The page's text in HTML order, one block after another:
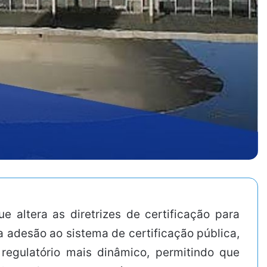
altera as diretrizes de certificação para
adesão ao sistema de certificação pública,
mais dinâmico, permitindo que